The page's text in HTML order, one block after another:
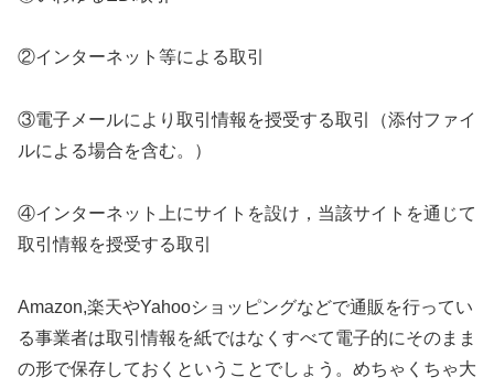
②インターネット等による取引
③電子メールにより取引情報を授受する取引（添付ファイ
ルによる場合を含む。）
④インターネット上にサイトを設け，当該サイトを通じて
取引情報を授受する取引
Amazon,楽天やYahooショッピングなどで通販を行ってい
る事業者は取引情報を紙ではなくすべて電子的にそのまま
の形で保存しておくということでしょう。めちゃくちゃ大